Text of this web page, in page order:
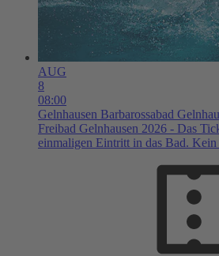
AUG
8
08:00
Gelnhausen Barbarossabad
Freibad Gelnhausen 2026 - Das
einmaligen Eintritt in das Bad.